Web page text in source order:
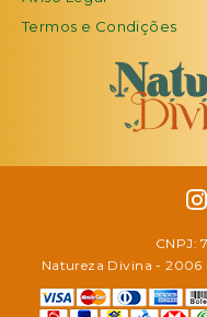
Termos e Condições
CNPJ:
Natureza Divina -